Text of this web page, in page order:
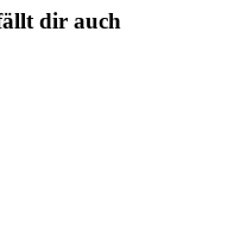
dir auch